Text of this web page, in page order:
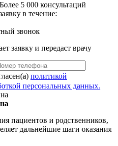
Более 5 000 консультаций
в течение:
звонок
заявку и передаст врачу
политикой
персональных данных.
пациентов и родственников,
дальнейшие шаги оказания